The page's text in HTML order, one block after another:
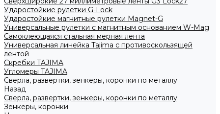
Ударостойкие рулетки G-Lock
Ударостойкие магнитные рулетки Magnet-G
Универсальные рулетки с магнитным основанием W-Mag
Самоклеющаяся стальная мерная лента
Универсальная линейка Tajima с противоскользящей
лентой
Скребки TAJIMA
Угломеры TAJIMA
Сверла, развертки, зенкеры, коронки по металлу
Назад
Сверла, развертки, зенкеры, коронки по металлу
Зенкеры, коронки